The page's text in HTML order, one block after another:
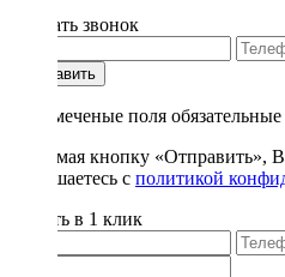
Заказать звонок
Отправить
* - отмеченые поля
Нажимая кнопку «Отправить»,
соглашаетесь с политикой
Купить в 1 клик